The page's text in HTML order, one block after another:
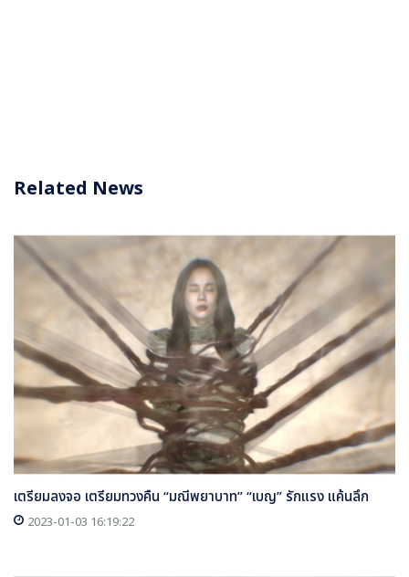
Related News
เตรียมลงจอ เตรียมทวงคืน “มณีพยาบาท” “เบญ” รักแรง แค้นลึก
2023-01-03 16:19:22